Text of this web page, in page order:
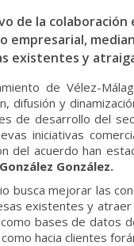
de la
empresarial,
existentes y
de Vélez-
difusión y
de desarrollo del
iniciativas
del acuerdo han
González.
busca mejorar las
existentes y atraer
bases de datos
hacia clientes